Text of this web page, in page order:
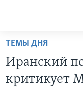
Перейти
основной
контент
Перейти
ПРОГРАММЫ
ПРОЕКТЫ
ТЕМЫ ДНЯ
Иранский
критикует